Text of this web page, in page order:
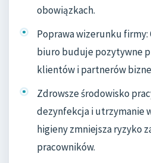
obowiązkach.
Poprawa wizerunku firmy:
biuro buduje pozytywne
klientów i partnerów
Zdrowsze środowisko
dezynfekcja i utrzymanie
higieny zmniejsza ryzyko
pracowników.